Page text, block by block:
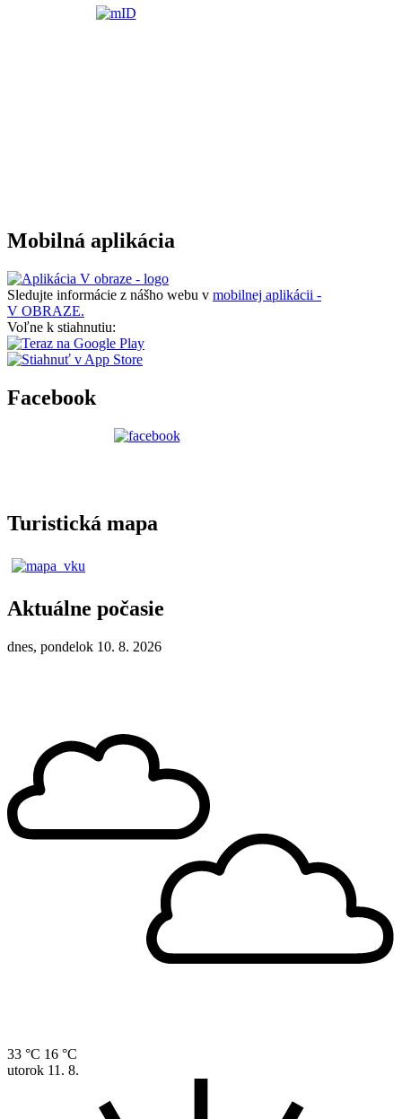
Mobilná aplikácia
Sledujte informácie z nášho webu v mobilnej aplikácii -
V OBRAZE.
Voľne k stiahnutiu:
Facebook
Turistická mapa
Aktuálne počasie
dnes, pondelok 10. 8. 2026
33 °C 16 °C
utorok 11. 8.